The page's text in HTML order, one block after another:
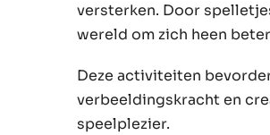
versterken. Door
wereld om zich heen
Deze activiteiten
verbeeldingskracht en
speelplezier.